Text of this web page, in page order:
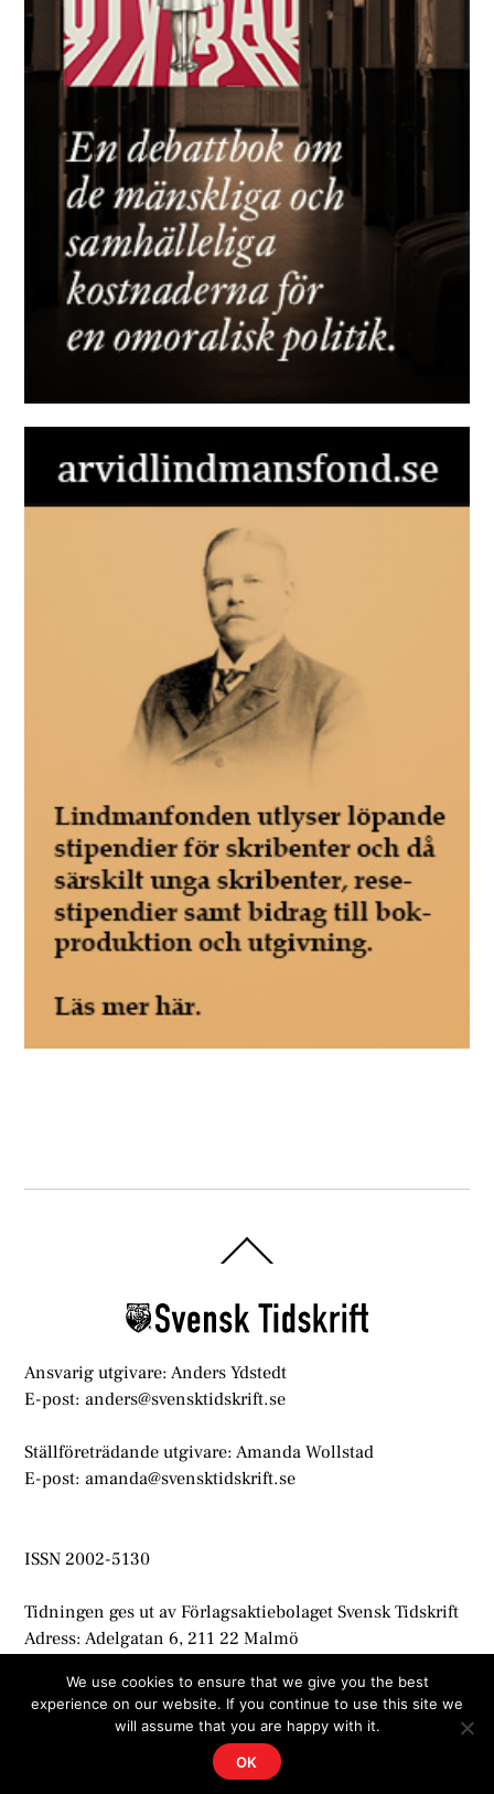
To
Ansvarig utgivare: Anders Ydstedt
E-post: anders@svensktidskrift.se
Ställföreträdande utgivare: Amanda Wollstad
E-post: amanda@svensktidskrift.se
ISSN 2002-5130
Tidningen ges ut av Förlagsaktiebolaget Svensk Tidskrift
Adress: Adelgatan 6, 211 22 Malmö
© Svensk Tidskrift 2021
We use cookies to ensure that we give you the best
experience on our website. If you continue to use this site we
will assume that you are happy with it.
OK